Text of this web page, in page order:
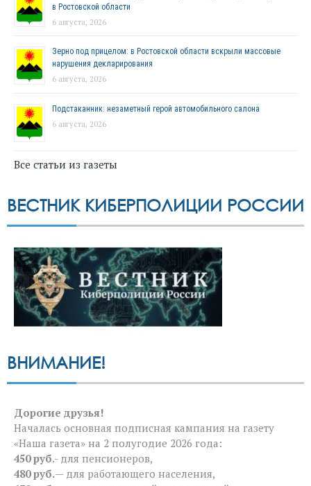
в Ростовской области
6 августа, 2026
Зерно под прицелом: в Ростовской области вскрыли массовые
нарушения декларирования
6 августа, 2026
Подстаканник: незаметный герой автомобильного салона
6 августа, 2026
Все статьи из газеты
ВЕСТНИК КИБЕРПОЛИЦИИ РОССИИ
ВНИМАНИЕ!
Дорогие друзья!
Началась основная подписная кампания на газету
«Наша газета» на 2 полугодие 2026 года:
450 руб.- для пенсионеров,
480 руб.— для работающего населения,